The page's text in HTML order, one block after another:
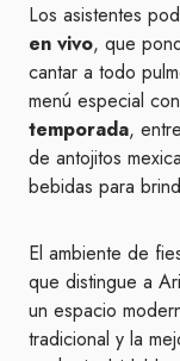
Los asistentes
en vivo, que
cantar a todo
menú especial con
temporada,
de antojitos
bebidas para
El ambiente de
que distingue a
un espacio
tradicional y la